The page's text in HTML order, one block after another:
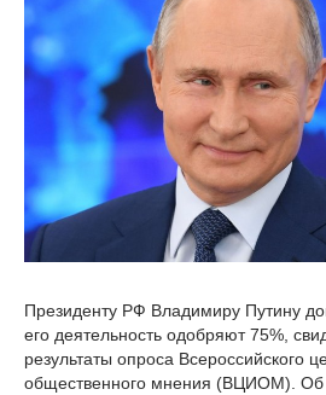
Президенту РФ Владимиру Путину
его деятельность одобряют 75%,
результаты опроса Всероссийского
общественного мнения (ВЦИОМ).